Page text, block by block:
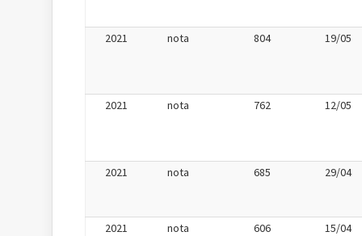
2021 nota 804 19/05
2021 nota 762 12/05
2021 nota 685 29/04
2021 nota 606 15/04